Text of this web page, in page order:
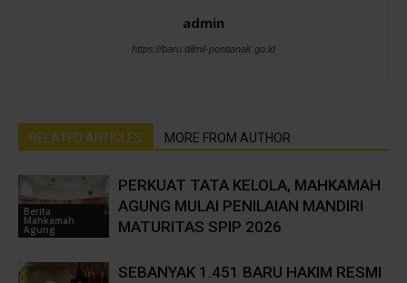
admin
https://baru.dilmil-pontianak.go.id
RELATED ARTICLES MORE FROM AUTHOR
Berita
Mahkamah
Agung
PERKUAT TATA KELOLA, MAHKAMAH
AGUNG MULAI PENILAIAN MANDIRI
MATURITAS SPIP 2026
SEBANYAK 1.451 BARU HAKIM RESMI